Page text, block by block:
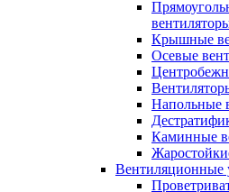
Крышные
Осевые
Напольные
Каминные
Вентиляционные